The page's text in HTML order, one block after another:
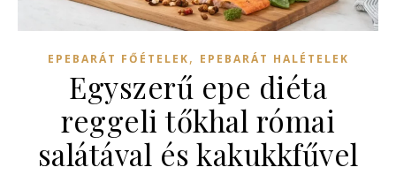
EPEBARÁT FŐÉTELEK, EPEBARÁT HALÉTELEK
Egyszerű epe diéta
reggeli tőkhal római
salátával és kakukkfűvel